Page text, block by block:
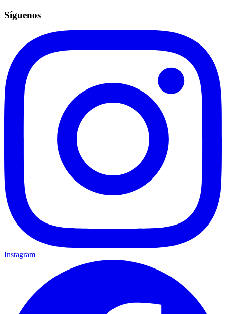
Síguenos
Instagram